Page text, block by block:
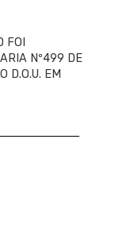
FOI
Nº499 DE
D.O.U. EM